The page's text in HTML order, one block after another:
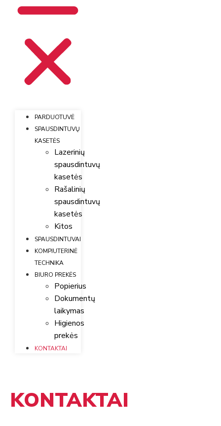
PARDUOTUVĖ
SPAUSDINTUVŲ
KASETĖS
Lazerinių
spausdintuvų
kasetės
Rašalinių
spausdintuvų
kasetės
Kitos
SPAUSDINTUVAI
KOMPIUTERINĖ
TECHNIKA
BIURO PREKĖS
Popierius
Dokumentų
laikymas
Higienos
prekės
KONTAKTAI
KONTAKTAI